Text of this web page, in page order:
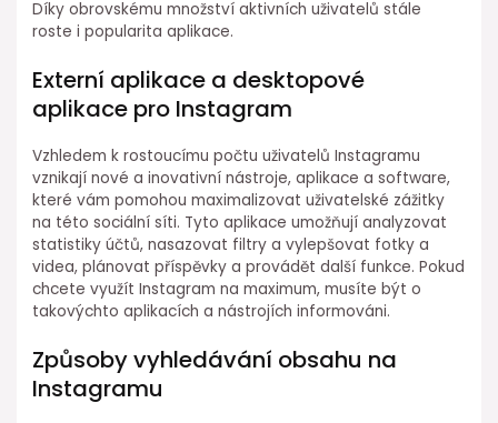
Díky obrovskému množství aktivních uživatelů stále
roste i popularita aplikace.
Externí aplikace a desktopové
aplikace pro Instagram
Vzhledem k rostoucímu počtu uživatelů Instagramu
vznikají nové a inovativní nástroje, aplikace a software,
které vám pomohou maximalizovat uživatelské zážitky
na této sociální síti. Tyto aplikace umožňují analyzovat
statistiky účtů, nasazovat filtry a vylepšovat fotky a
videa, plánovat příspěvky a provádět další funkce. Pokud
chcete využít Instagram na maximum, musíte být o
takovýchto aplikacích a nástrojích informováni.
Způsoby vyhledávání obsahu na
Instagramu